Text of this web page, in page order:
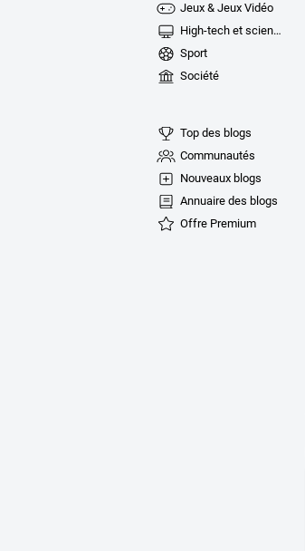
Jeux & Jeux Vidéo
High-tech et sciences
Sport
Société
Top des blogs
Communautés
Nouveaux blogs
Annuaire des blogs
Offre Premium